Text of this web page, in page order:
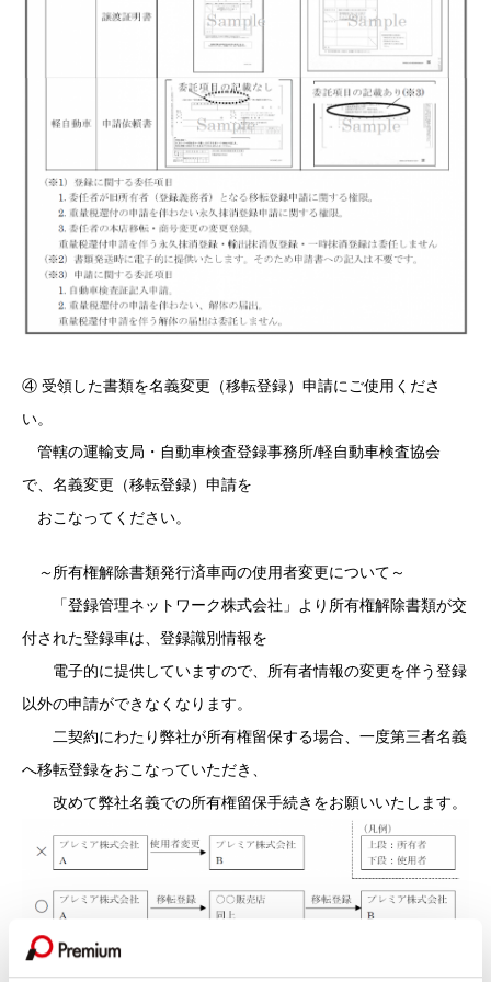
④ 受領した書類を名義変更（移転登録）申請にご使用くださ
い。
管轄の運輸支局・自動車検査登録事務所/軽自動車検査協会
で、名義変更（移転登録）申請を
おこなってください。
～所有権解除書類発行済車両の使用者変更について～
「登録管理ネットワーク株式会社」より所有権解除書類が交
付された登録車は、登録識別情報を
電子的に提供していますので、所有者情報の変更を伴う登録
以外の申請ができなくなります。
二契約にわたり弊社が所有権留保する場合、一度第三者名義
へ移転登録をおこなっていただき、
改めて弊社名義での所有権留保手続きをお願いいたします。